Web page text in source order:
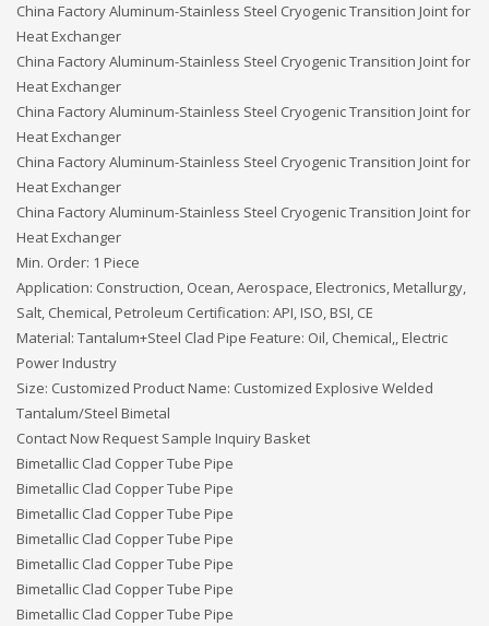
China Factory Aluminum-Stainless Steel Cryogenic Transition Joint for
Heat Exchanger
China Factory Aluminum-Stainless Steel Cryogenic Transition Joint for
Heat Exchanger
China Factory Aluminum-Stainless Steel Cryogenic Transition Joint for
Heat Exchanger
China Factory Aluminum-Stainless Steel Cryogenic Transition Joint for
Heat Exchanger
China Factory Aluminum-Stainless Steel Cryogenic Transition Joint for
Heat Exchanger
Min. Order: 1 Piece
Application: Construction, Ocean, Aerospace, Electronics, Metallurgy,
Salt, Chemical, Petroleum Certification: API, ISO, BSI, CE
Material: Tantalum+Steel Clad Pipe Feature: Oil, Chemical,, Electric
Power Industry
Size: Customized Product Name: Customized Explosive Welded
Tantalum/Steel Bimetal
Contact Now Request Sample Inquiry Basket
Bimetallic Clad Copper Tube Pipe
Bimetallic Clad Copper Tube Pipe
Bimetallic Clad Copper Tube Pipe
Bimetallic Clad Copper Tube Pipe
Bimetallic Clad Copper Tube Pipe
Bimetallic Clad Copper Tube Pipe
Bimetallic Clad Copper Tube Pipe